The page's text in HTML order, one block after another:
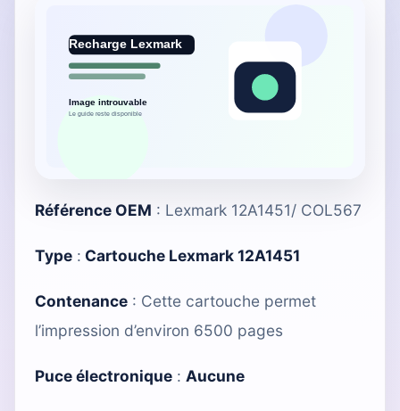
Référence OEM : Lexmark 12A1451/ COL567
Type : Cartouche Lexmark 12A1451
Contenance : Cette cartouche permet
l’impression d’environ 6500 pages
Puce électronique : Aucune